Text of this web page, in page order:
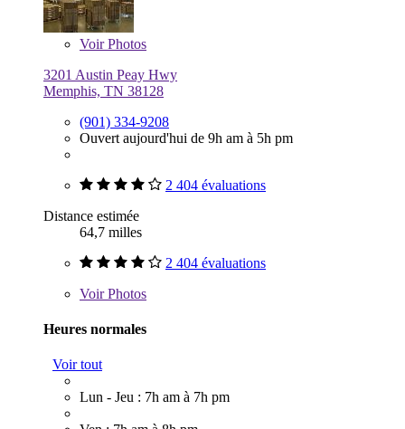
VoirPhotos
3201 Austin Peay Hwy
Memphis, TN 38128
(901) 334-9208
Ouvert aujourd'hui de 9h am à 5h pm
2 404 évaluations
Distance estimée
64,7 milles
2 404 évaluations
VoirPhotos
Heures normales
Voir tout
Lun - Jeu : 7h am à 7h pm